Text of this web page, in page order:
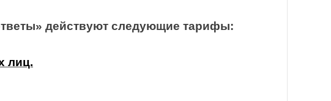
действуют следующие тарифы:
лиц.